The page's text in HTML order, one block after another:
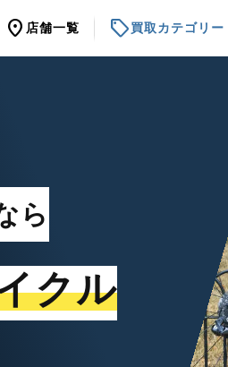
location_on 店舗一覧 sell買取カテゴリー
ら
クル